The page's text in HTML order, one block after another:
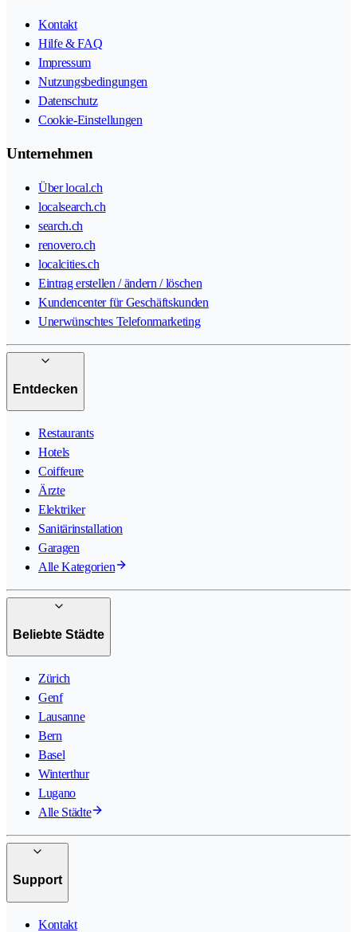
Kontakt
Hilfe & FAQ
Impressum
Nutzungsbedingungen
Datenschutz
Cookie-Einstellungen
Unternehmen
Über local.ch
localsearch.ch
search.ch
renovero.ch
localcities.ch
Eintrag erstellen / ändern / löschen
Kundencenter für Geschäftskunden
Unerwünschtes Telefonmarketing
Entdecken
Restaurants
Hotels
Coiffeure
Ärzte
Elektriker
Sanitärinstallation
Garagen
Alle Kategorien
Beliebte Städte
Zürich
Genf
Lausanne
Bern
Basel
Winterthur
Lugano
Alle Städte
Support
Kontakt